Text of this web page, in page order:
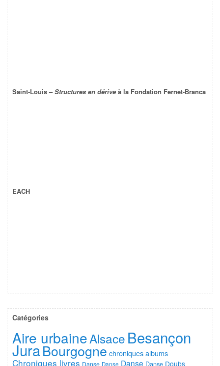
Saint-Louis –Structures en dérive à la Fondation Fernet-Branca
EACH
Catégories
Aire urbaineAlsace Besançon
JuraBourgogne chroniques albums
Chroniques livres Danse Danse Danse Danse Doubs